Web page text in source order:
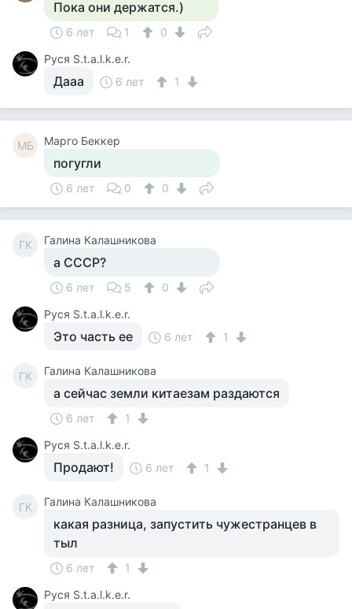
Пока они держатся.)
6 лет 1
0
Руся S.t.a.l.k.e.r.
Дааа 6 лет 1
MБ Mарго Беккер
погугли
6 лет 0 0
ГК Галина Калашникова
а СССР?
6 лет 5
0
Руся S.t.a.l.k.e.r.
Это часть ее 6 лет 1
ГК Галина Калашникова
а сейчас земли китаезам раздаются
6 лет
1
Руся S.t.a.l.k.e.r.
Продают! 6 лет 1
ГК Галина Калашникова
какая разница, запустить чужестранцев в
тыл
6 лет
1
Руся S.t.a.l.k.e.r.